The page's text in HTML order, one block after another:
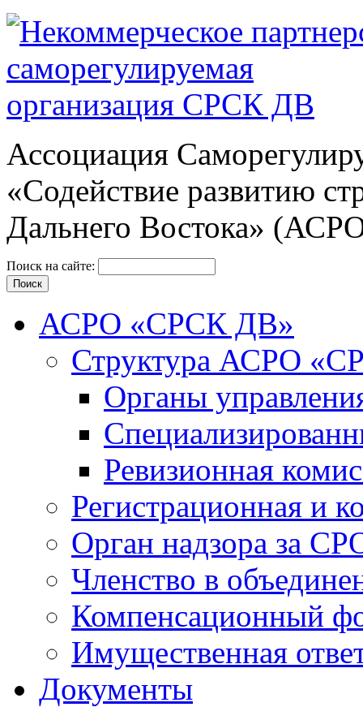
Ассоциация
«Содействие развитию
Дальнего Востока»
Поиск на сайте:
АСРО «СРСК ДВ»
Структура АСРО
Органы
Ревизионная
Регистрационная и
Орган надзора за
Членство в
Компенсационный
Имущественная
Документы